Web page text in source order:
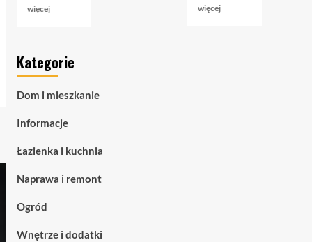
więcejDowiedz
Rolety
zaciemniające
–
naprawdę
i
warto
więcejDowiedz
Kategorie
Dom i mieszkanie
Informacje
Łazienka i kuchnia
Naprawa i remont
Ogród
Wnętrze i dodatki